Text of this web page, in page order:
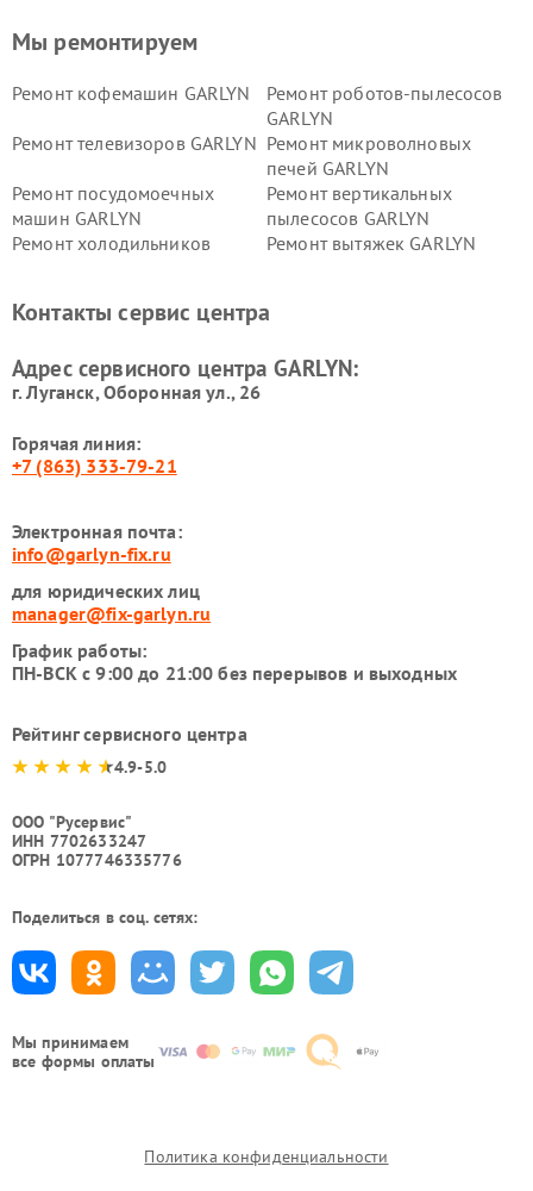
Мы принимаем
все формы оплаты
Мы ремонтируем
Ремонт кофемашин GARLYN
Ремонт роботов-пылесосов
GARLYN
Ремонт телевизоров GARLYN Ремонт микроволновых
печей GARLYN
Ремонт посудомоечных
машин GARLYN
Ремонт вертикальных
пылесосов GARLYN
Ремонт холодильников
Ремонт вытяжек GARLYN
стеклоочистителей GARLYN
GARLYN
GARLYN
Контакты сервис центра
Адрес сервисного центра GARLYN:
г. Луганск, Оборонная ул., 26
Горячая линия:
+7 (863) 333-79-21
Электронная почта:
info@garlyn-fix.ru
для юридических лиц
manager@fix-garlyn.ru
График работы:
ПН-ВСК с 9:00 до 21:00 без перерывов и выходных
Рейтинг сервисного центра
4.9-5.0
ООО "Русервис"
ИНН 7702633247
ОГРН 1077746335776
Поделиться в соц. сетях:
Политика конфиденциальности